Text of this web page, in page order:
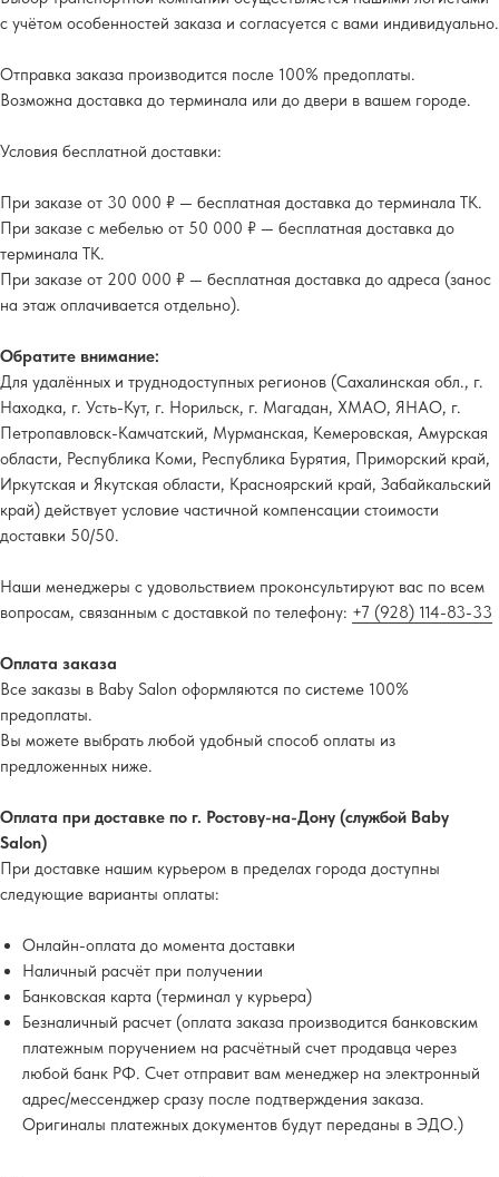
с учётом особенностей заказа и согласуется с вами индивидуально.
Отправка заказа производится после 100% предоплаты.
Возможна доставка до терминала или до двери в вашем городе.
Условия бесплатной доставки:
При заказе от 30 000 ₽ — бесплатная доставка до терминала ТК.
При заказе с мебелью от 50 000 ₽ — бесплатная доставка до
терминала ТК.
При заказе от 200 000 ₽ — бесплатная доставка до адреса (занос
на этаж оплачивается отдельно).
Обратите внимание:
Для удалённых и труднодоступных регионов (Сахалинская обл., г.
Находка, г. Усть-Кут, г. Норильск, г. Магадан, ХМАО, ЯНАО, г.
Петропавловск-Камчатский, Мурманская, Кемеровская, Амурская
области, Республика Коми, Республика Бурятия, Приморский край,
Иркутская и Якутская области, Красноярский край, Забайкальский
край) действует условие частичной компенсации стоимости
доставки 50/50.
Наши менеджеры с удовольствием проконсультируют вас по всем
вопросам, связанным с доставкой по телефону: +7 (928) 114-83-33
Оплата заказа
Все заказы в Baby Salon оформляются по системе 100%
предоплаты.
Вы можете выбрать любой удобный способ оплаты из
предложенных ниже.
Оплата при доставке по г. Ростову-на-Дону (службой Baby
Salon)
При доставке нашим курьером в пределах города доступны
следующие варианты оплаты:
Онлайн-оплата до момента доставки
Наличный расчёт при получении
Банковская карта (терминал у курьера)
Безналичный расчет (оплата заказа производится банковским
платежным поручением на расчётный счет продавца через
любой банк РФ. Счет отправит вам менеджер на электронный
адрес/мессенджер сразу после подтверждения заказа.
Оригиналы платежных документов будут переданы в ЭДО.)